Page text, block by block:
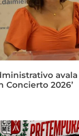
Concierto 2026’